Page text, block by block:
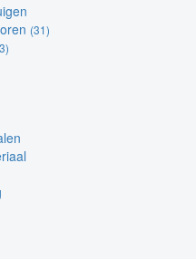
(31)